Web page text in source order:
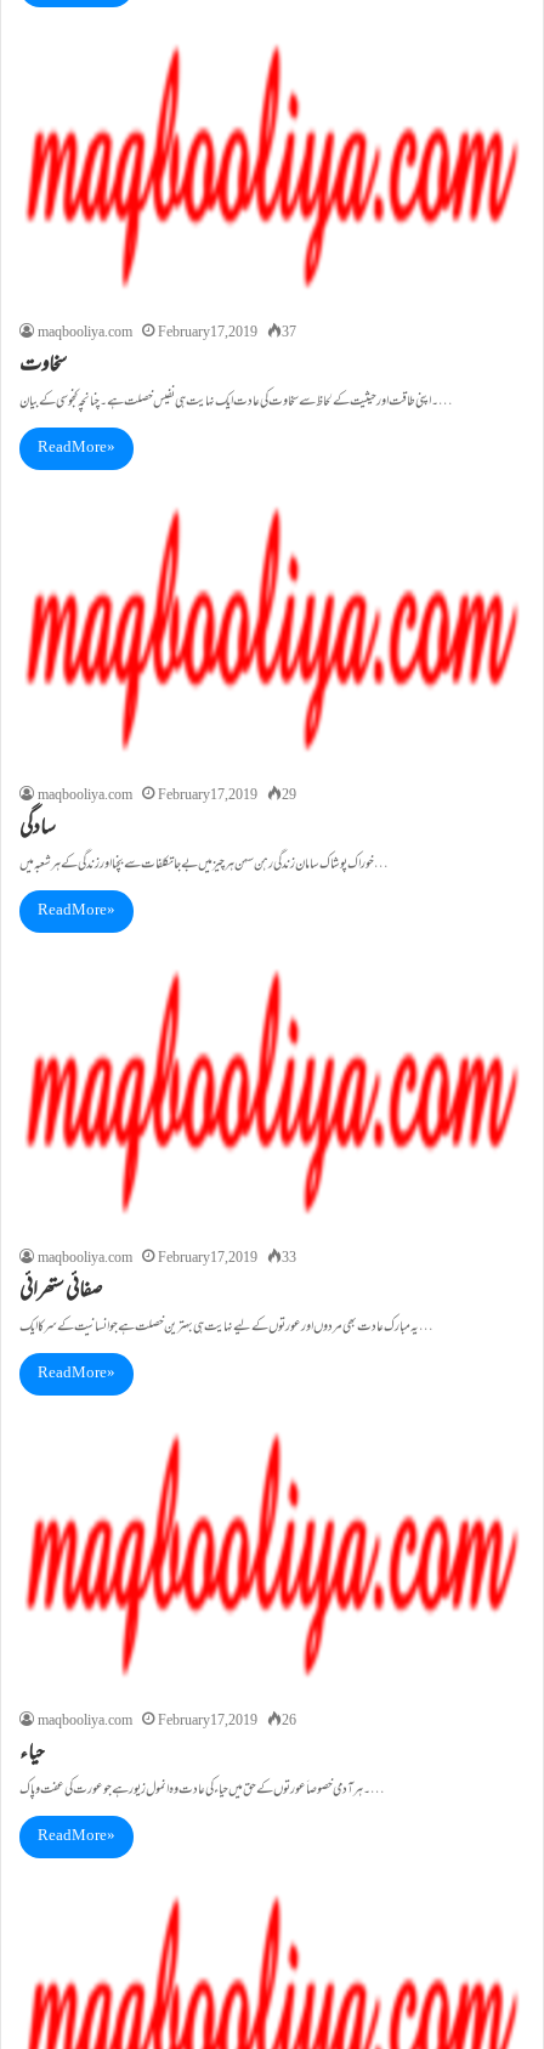
maqbooliya.com February 17, 2019 37
سخاوت
۔اپنی طاقت اور حیثیت کے لحاظ سے سخاوت کی عادت ایک نہایت ہی نفیس خصلت ہے۔ چنانچہ کنجوسی کے بیان…
Read More »
maqbooliya.com February 17, 2019 29
سادگی
خوراک پوشاک سامان زندگی رہن سہن ہر چیز میں بے جا تکلفات سے بچنا اور زندگی کے ہر شعبہ میں…
Read More »
maqbooliya.com February 17, 2019 33
صفائی ستھرائی
یہ مبارک عادت بھی مردوں اور عورتوں کے لیے نہایت ہی بہترین خصلت ہے جو انسانیت کے سر کا ایک…
Read More »
maqbooliya.com February 17, 2019 26
حیاء
۔ہر آدمی خصوصاَ عورتوں کے حق میں حیاء کی عادت وہ انمول زیور ہے جو عورت کی عفت و پاک…
Read More »